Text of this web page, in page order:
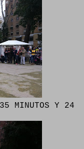
MINUTOS Y 24